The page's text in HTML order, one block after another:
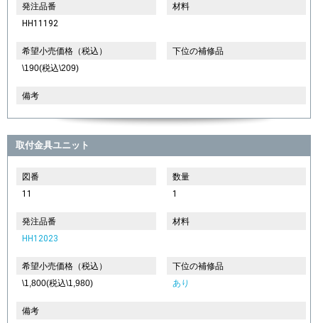
発注品番
HH11192
材料
希望小売価格（税込）
\190(税込\209)
下位の補修品
備考
取付金具ユニット
図番
11
数量
1
発注品番
HH12023
材料
希望小売価格（税込）
\1,800(税込\1,980)
下位の補修品
あり
備考